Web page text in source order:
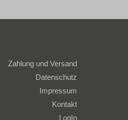
Zahlung und Versand
Datenschutz
Impressum
Kontakt
LogIn